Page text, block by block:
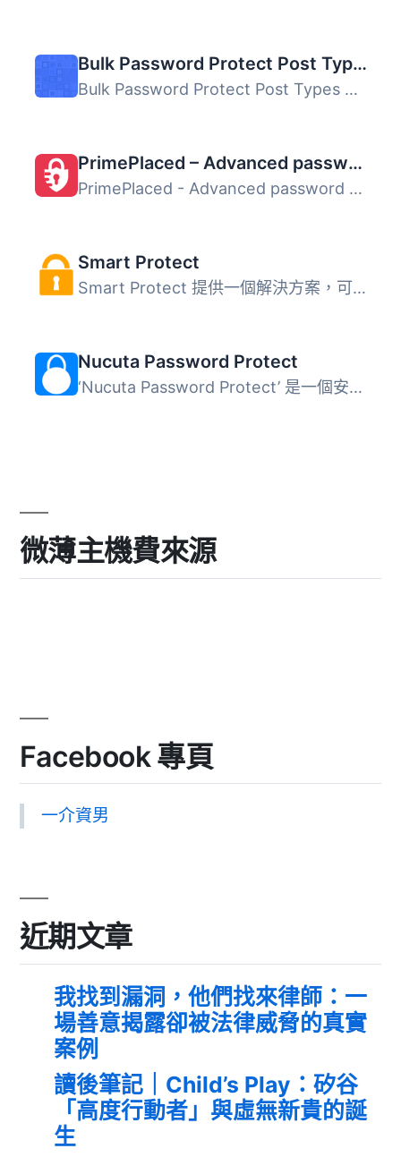
Bulk Password Protect Post Types
Bulk Password Protect Post Types 可讓您選擇一個或多個文章...
PrimePlaced – Advanced password protection
PrimePlaced - Advanced password protection 是一款簡單易用...
Smart Protect
Smart Protect 提供一個解決方案，可以保護你整個網站，並選...
Nucuta Password Protect
‘Nucuta Password Protect’ 是一個安全外掛，可...
微薄主機費來源
Facebook 專頁
一介資男
近期文章
我找到漏洞，他們找來律師：一
場善意揭露卻被法律威脅的真實
案例
讀後筆記｜Child’s Play：矽谷
「高度行動者」與虛無新貴的誕
生